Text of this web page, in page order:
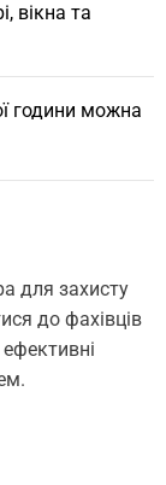
вікна та
години можна
для захисту
до фахівців